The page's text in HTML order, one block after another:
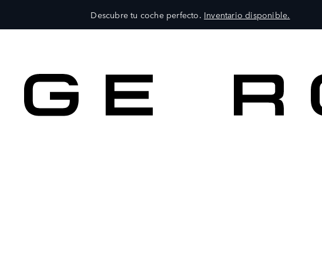
Descubre tu coche perfecto. Inventario disponible.